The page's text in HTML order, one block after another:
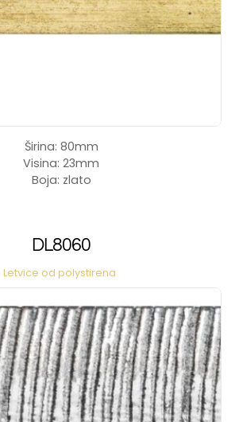
Širina: 80mm
Visina: 23mm
Boja: zlato
DL8060
Letvice od polystirena